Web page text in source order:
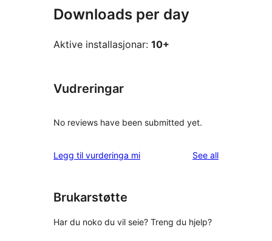
Downloads per day
Aktive installasjonar: 10+
Vudreringar
No reviews have been submitted yet.
Legg til vurderinga mi See allreviews
Brukarstøtte
Har du noko du vil seie? Treng du hjelp?